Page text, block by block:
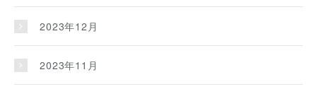
2023年12月
2023年11月